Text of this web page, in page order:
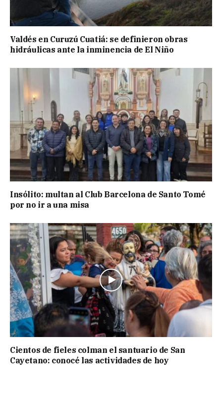
Valdés en Curuzú Cuatiá: se definieron obras
hidráulicas ante la inminencia de El Niño
Insólito: multan al Club Barcelona de Santo Tomé
por no ir a una misa
Cientos de fieles colman el santuario de San
Cayetano: conocé las actividades de hoy